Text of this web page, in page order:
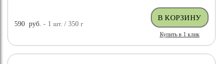
590 руб. - 1шт. / 350г
Купить в 1 клик